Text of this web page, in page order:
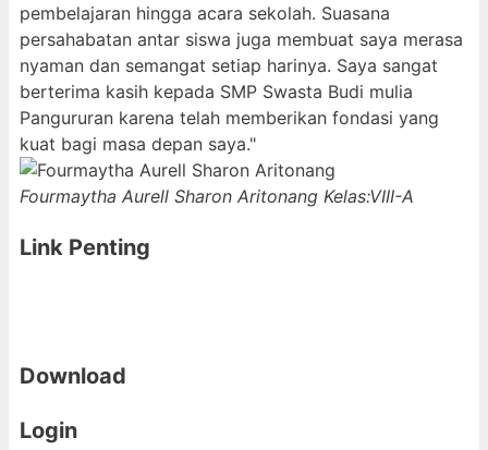
pembelajaran hingga acara sekolah. Suasana
persahabatan antar siswa juga membuat saya merasa
nyaman dan semangat setiap harinya. Saya sangat
berterima kasih kepada SMP Swasta Budi mulia
Pangururan karena telah memberikan fondasi yang
kuat bagi masa depan saya."
Fourmaytha Aurell Sharon Aritonang Kelas:VIII-A
Link Penting
Download
Login